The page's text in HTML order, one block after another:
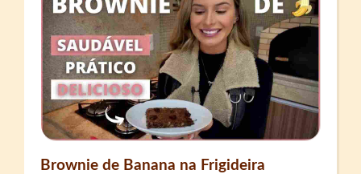
Brownie de Banana na Frigideira